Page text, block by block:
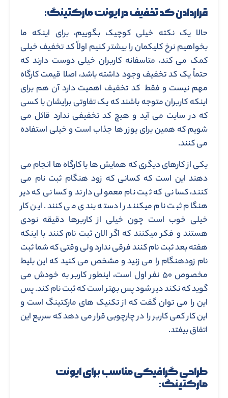
قراردادن کد تخفیف در ایونت مارکتینگ:
حالا یک نکته خیلی کوچیک بگوییم، برای اینکه ما
بخواهیم نرخ کلیکمان را بیشتر کنیم اولاً کد تخفیف خیلی
کمک می کند، متاسفانه کاربران خیلی دوست دارند که
حتماً یک کد تخفیف وجود داشته باشد، اصلا قیمت کارگاه
مهم نیست و فقط کد تخفیف اهمیت دارد آن هم برای
اینکه کاربران متوجه باشند که یک تفاوتی برایشان با کسی
که در سایت می آید و هیچ کد تخفیفی ندارد قائل می
شویم که همین برای یوزر ها جذاب است و خیلی استفاده
می کنند.
یکی از کارهای دیگری که همایش ها یا کارگاه ها انجام می
دهند این است که کسانی که زود هنگام ثبت نام می
کنند، کسانی که ثبت نام معمولی دارند و کسانی که دیر
هنگام ثبت نام میکنند را دسته بندی می کنند. این کار
خیلی خوب است چون خیلی از کاربرها دقیقه نودی
هستند و فکر میکنند که اگر الان ثبت نام کنند با اینکه
هفته بعد ثبت نام کنند فرقی ندارد ولی وقتی که شما ثبت
نام زودهنگام را می زنید و مشخص می کنید که این بلیط
مخصوص ۵۰ نفر اول است، اینطور کاربر به خودش می
گوید که نکند دیر شود پس بهتر است که ثبت نام کند. پس
این را می توان گفت که از تکنیک های مارکتینگ است و
این کار کمی کاربر را در چارچوبی قرار می دهد که سریع این
اتفاق بیفتد.
طراحی گرافیکی مناسب برای ایونت
مارکتینگ: